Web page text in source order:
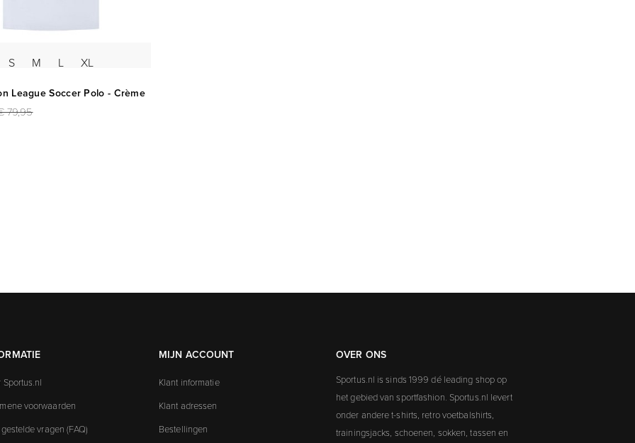
S M L XL
League Soccer Polo - Crème
79,95
Sportus.nl
voorwaarden
vragen (FAQ)
MIJN ACCOUNT
Klant informatie
Klant adressen
Bestellingen
OVER ONS
Sportus.nl is sinds 1999 dé leading shop op
het gebied van sportfashion. Sportus.nl levert
onder andere t-shirts, retro voetbalshirts,
trainingsjacks, schoenen, sokken, tassen en